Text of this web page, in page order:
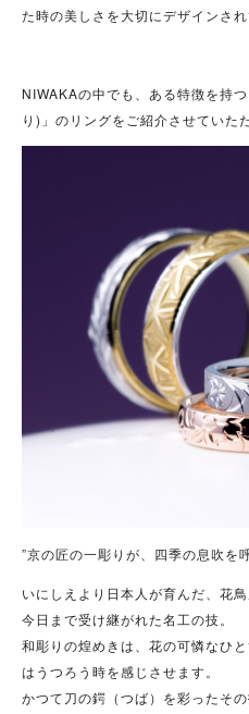
た時の美しさを大切にデザインされ
NIWAKAの中でも、ある特徴を持
り)」のリングをご紹介させていた
”京の匠の一彫りが、四季の息吹を
いにしえより日本人が育んだ、花鳥
今日まで受け継がれた名工の技。
和彫りの煌めきは、花の可憐なひ
はうつろう時を感じさせます。
かつて刀の鍔（つば）を彩ったそ